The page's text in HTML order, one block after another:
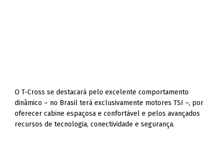
O T-Cross se destacará pelo excelente comportamento
dinâmico – no Brasil terá exclusivamente motores TSI –, por
oferecer cabine espaçosa e confortável e pelos avançados
recursos de tecnologia, conectividade e segurança.